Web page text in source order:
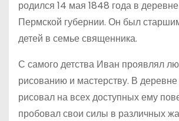
родился 14 мая 1848 года в
Пермской губернии. Он был
детей в семье священника.
С самого детства Иван проявлял
рисованию и мастерству. В
рисовал на всех доступных ему
пробовал свои силы в различных